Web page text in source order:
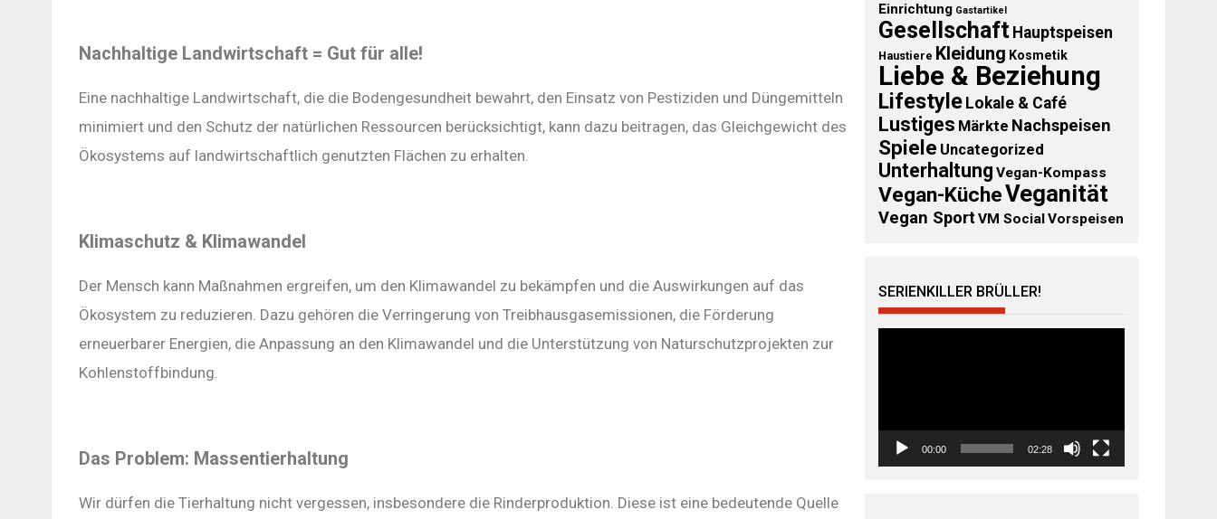
Nachhaltige Landwirtschaft = Gut für alle!
Eine nachhaltige Landwirtschaft, die die Bodengesundheit bewahrt, den Einsatz von Pestiziden und Düngemitteln
minimiert und den Schutz der natürlichen Ressourcen berücksichtigt, kann dazu beitragen, das Gleichgewicht des
Ökosystems auf landwirtschaftlich genutzten Flächen zu erhalten.
Klimaschutz & Klimawandel
Der Mensch kann Maßnahmen ergreifen, um den Klimawandel zu bekämpfen und die Auswirkungen auf das
Ökosystem zu reduzieren. Dazu gehören die Verringerung von Treibhausgasemissionen, die Förderung
erneuerbarer Energien, die Anpassung an den Klimawandel und die Unterstützung von Naturschutzprojekten zur
Kohlenstoffbindung.
Das Problem: Massentierhaltung
Wir dürfen die Tierhaltung nicht vergessen, insbesondere die Rinderproduktion. Diese ist eine bedeutende Quelle
Einrichtung Gastartikel
Gesellschaft Hauptspeisen
Haustiere Kleidung Kosmetik
Liebe & Beziehung
Lifestyle Lokale & Café
Lustiges Märkte Nachspeisen
Spiele Uncategorized
Unterhaltung Vegan-Kompass
Vegan-KücheVeganität
Vegan SportVM SocialVorspeisen
SERIENKILLER BRÜLLER!
00:00 02:28